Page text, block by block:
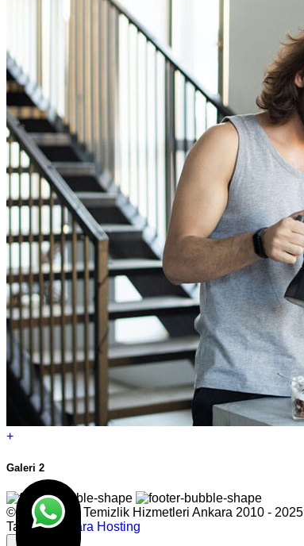
+
Galeri 2
© Dilan Grup Temizlik Hizmetleri Ankara 2010 - 2025
TasarımAnkara Hosting